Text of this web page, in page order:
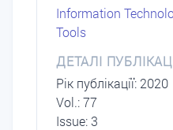
Information
Tools
ДЕТАЛІ
Рік публікації: 2020
Vol.: 77
Issue: 3